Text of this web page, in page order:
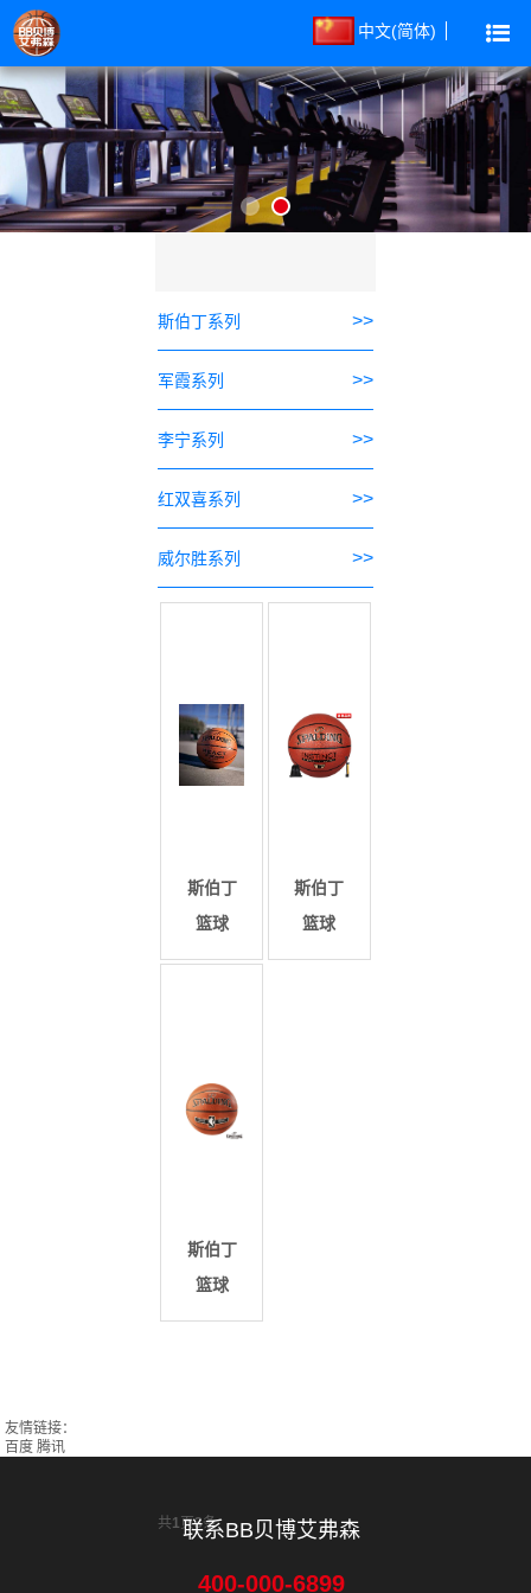
中文(简体)
斯伯丁系列 >>
军霞系列 >>
李宁系列 >>
红双喜系列 >>
威尔胜系列 >>
斯伯丁
篮球
斯伯丁
篮球
斯伯丁
篮球
共1 页3条
友情链接：
百度 腾讯
联系BB贝博艾弗森
400-000-6899